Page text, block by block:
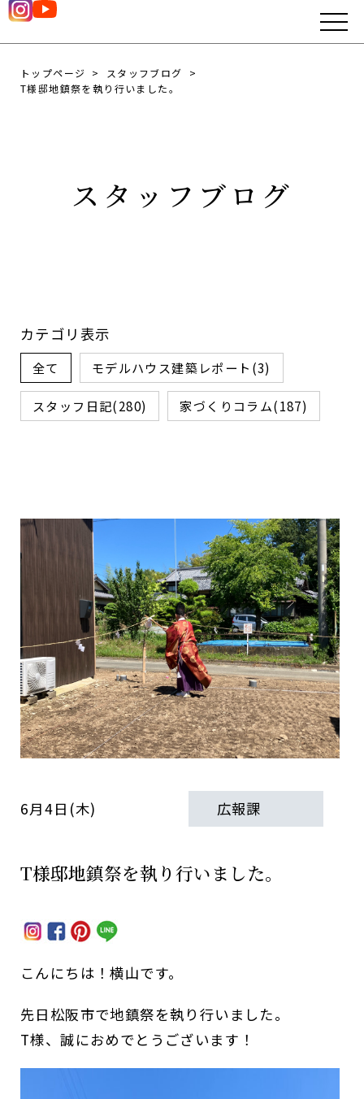
トップページ
スタッフブログ
T様邸地鎮祭を執り行いました。
スタッフブログ
カテゴリ表示
全て モデルハウス建築レポート(3)
スタッフ日記(280) 家づくりコラム(187)
6月4日(木) 広報課
T様邸地鎮祭を執り行いました。
こんにちは！横山です。
先日松阪市で地鎮祭を執り行いました。
T様、誠におめでとうございます！